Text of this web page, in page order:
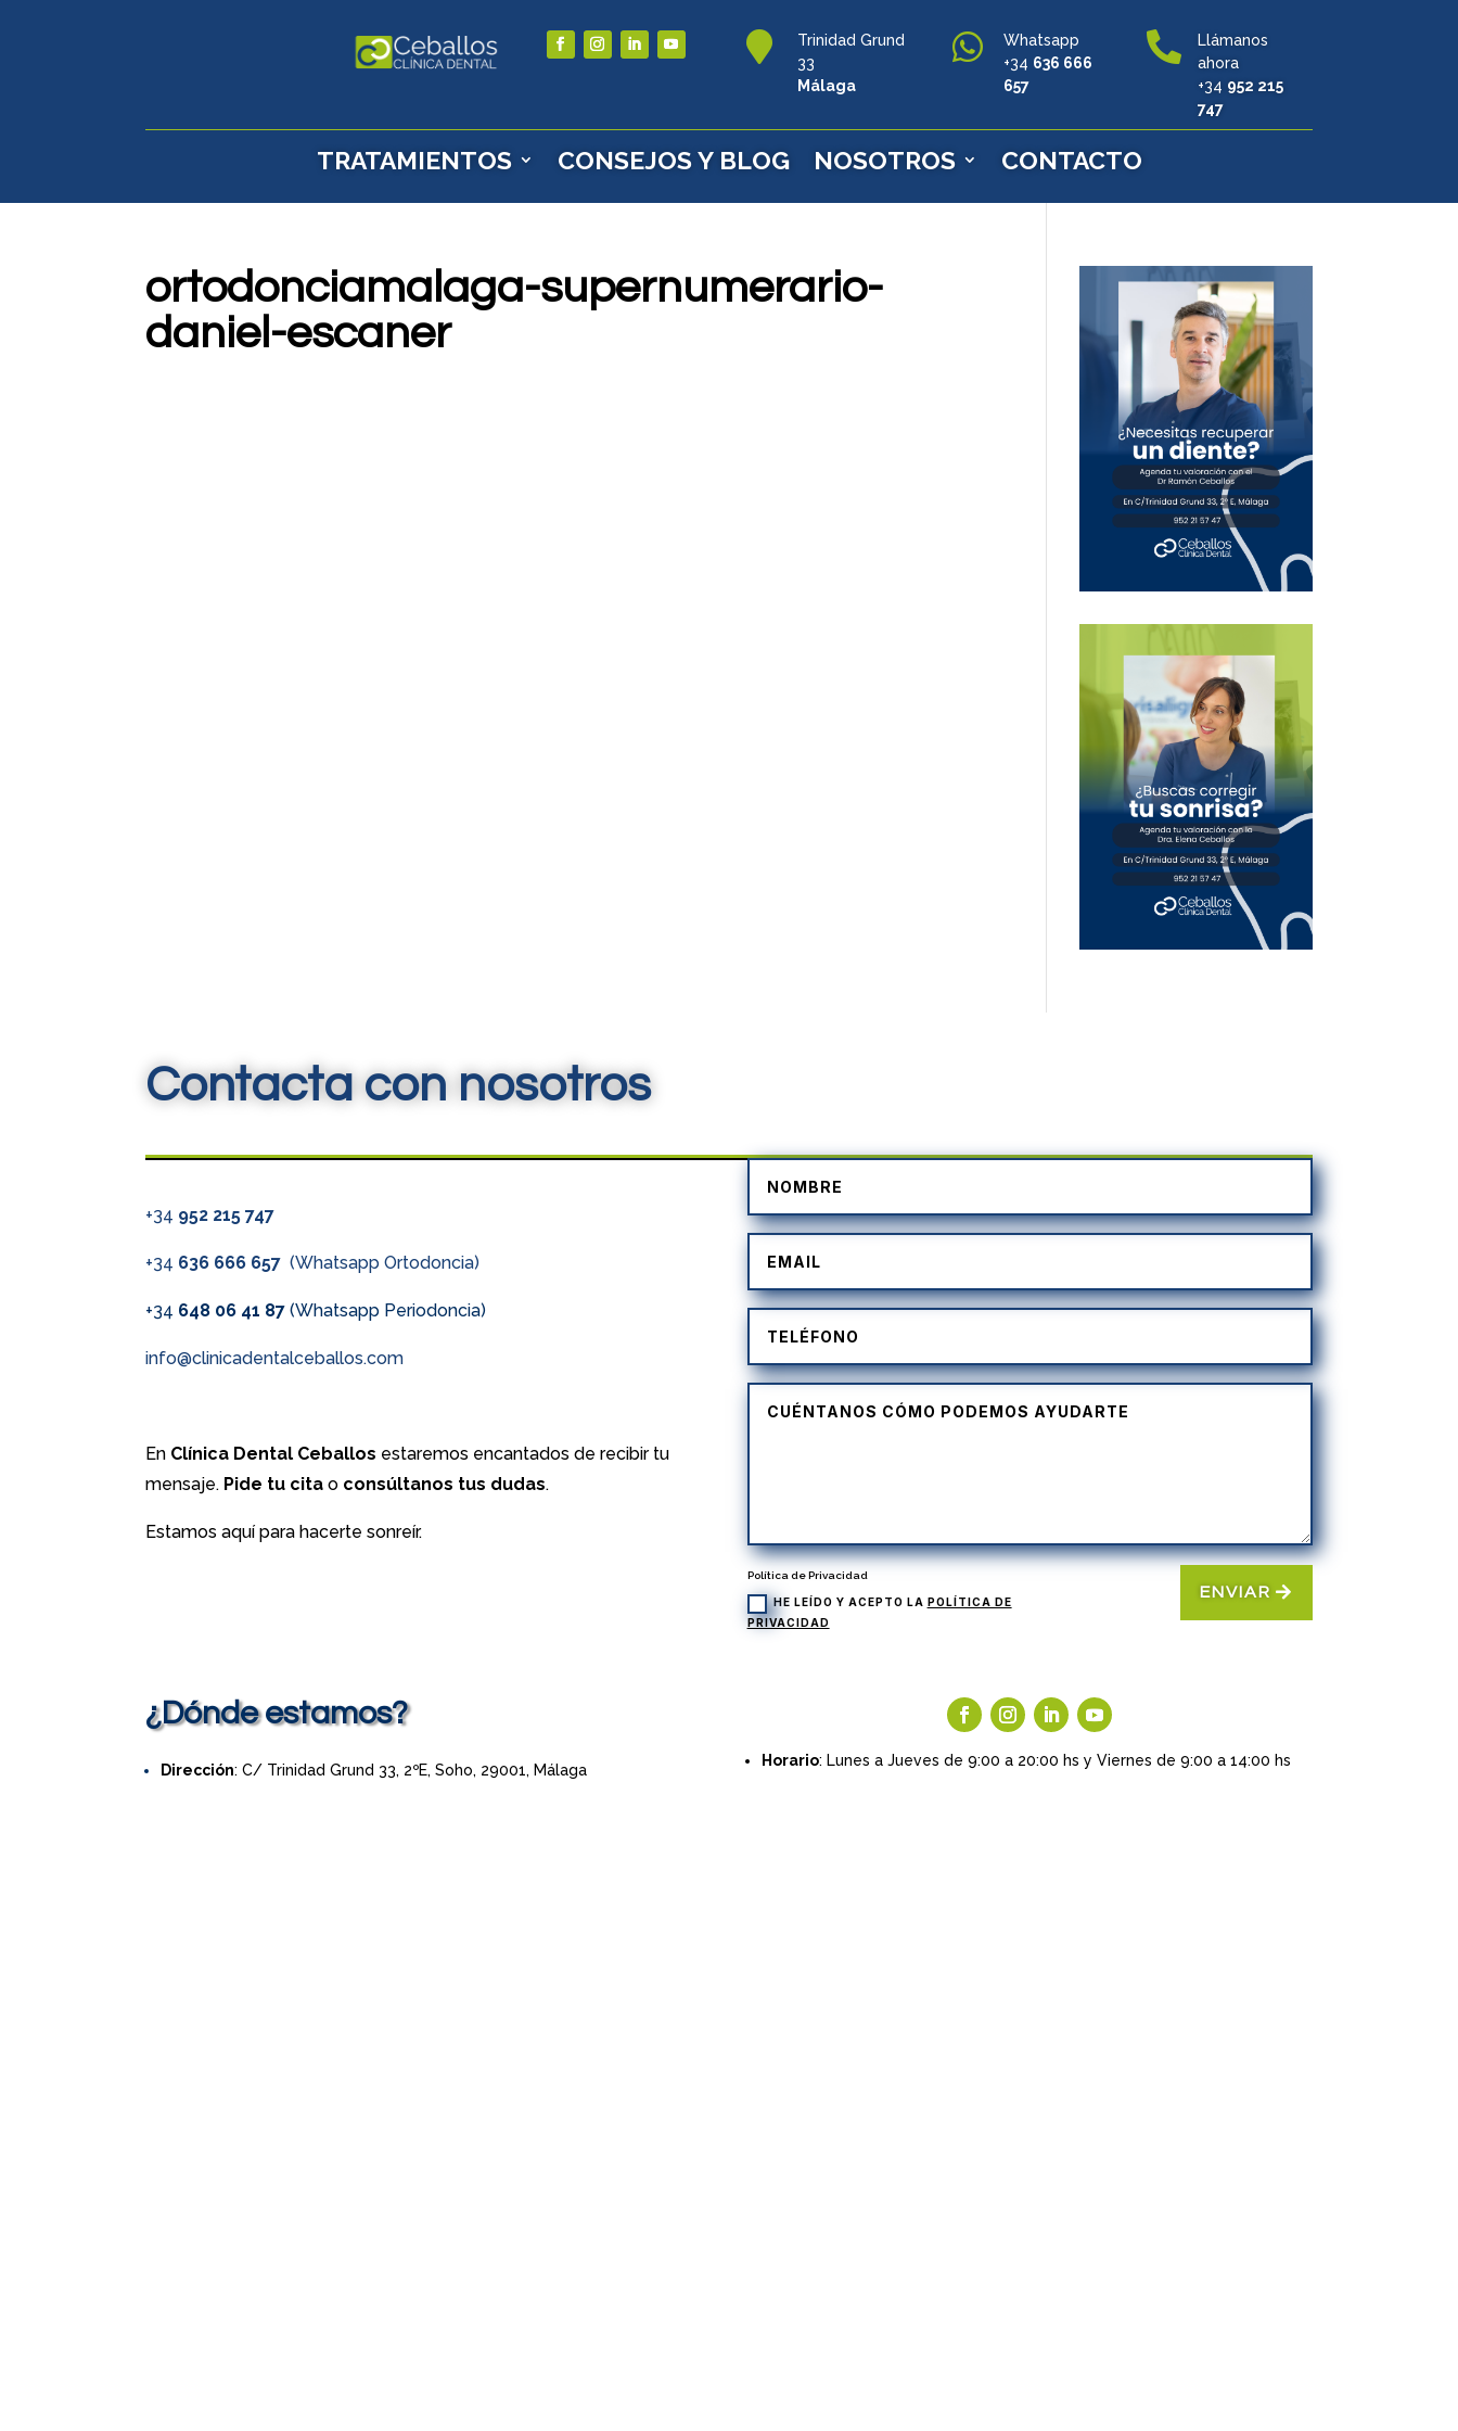

Trinidad Grund
33
Málaga

Whatsapp
+34 636 666
657

Llámanos
ahora
+34 952 215
747
TRATAMIENTOS CONSEJOS Y BLOG NOSOTROS CONTACTO
ortodonciamalaga-supernumerario-
daniel-escaner
Contacta con nosotros
+34 952 215 747
+34 636 666 657(Whatsapp Ortodoncia)
+34 648 06 41 87 (Whatsapp Periodoncia)
info@clinicadentalceballos.com
En Clínica Dental Ceballos estaremos encantados de recibir tu
mensaje. Pide tu cita o consúltanos tus dudas.
Estamos aquí para hacerte sonreír.
Política de Privacidad
HE LEÍDO Y ACEPTO LA POLÍTICA DE
PRIVACIDAD
ENVIAR
¿Dónde estamos?
Dirección: C/ Trinidad Grund 33, 2ºE, Soho, 29001, Málaga
Horario: Lunes a Jueves de 9:00 a 20:00 hs y Viernes de 9:00 a 14:00 hs